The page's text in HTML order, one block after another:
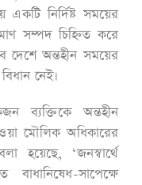
নির্দিষ্ট সময়ের
সম্পদ চিহ্নিত করে
দেশে অন্তহীন সময়ের
নেই।
ব্যক্তিকে অন্তহীন
মৌলিক অধিকারের
হয়েছে, ‘জনস্বার্থে
সাপেক্ষে